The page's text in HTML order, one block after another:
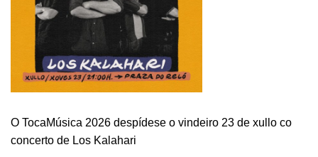
BEAT
O TocaMúsica 2026 despídese o vindeiro 23 de xullo co
concerto de Los Kalahari